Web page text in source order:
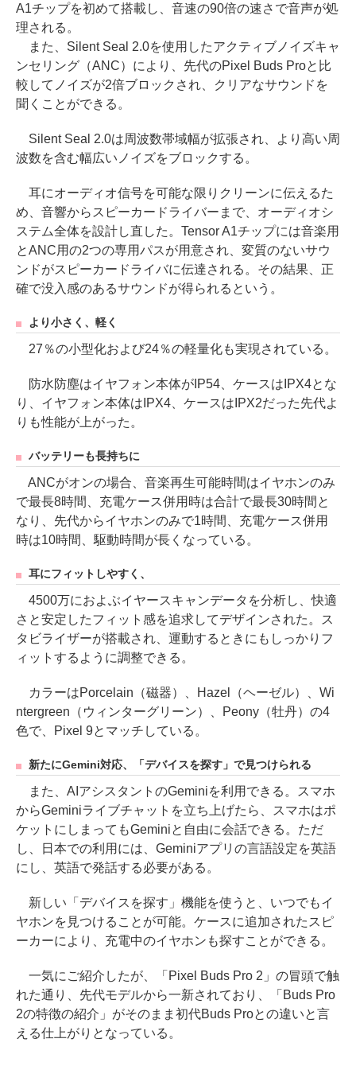
A1チップを初めて搭載し、音速の90倍の速さで音声が処
理される。
また、Silent Seal 2.0を使用したアクティブノイズキャ
ンセリング（ANC）により、先代のPixel Buds Proと比
較してノイズが2倍ブロックされ、クリアなサウンドを
聞くことができる。
Silent Seal 2.0は周波数帯域幅が拡張され、より高い周
波数を含む幅広いノイズをブロックする。
耳にオーディオ信号を可能な限りクリーンに伝えるた
め、音響からスピーカードライバーまで、オーディオシ
ステム全体を設計し直した。Tensor A1チップには音楽用
とANC用の2つの専用パスが用意され、変質のないサウ
ンドがスピーカードライバに伝達される。その結果、正
確で没入感のあるサウンドが得られるという。
より小さく、軽く
27％の小型化および24％の軽量化も実現されている。
防水防塵はイヤフォン本体がIP54、ケースはIPX4とな
り、イヤフォン本体はIPX4、ケースはIPX2だった先代よ
りも性能が上がった。
バッテリーも長持ちに
ANCがオンの場合、音楽再生可能時間はイヤホンのみ
で最長8時間、充電ケース併用時は合計で最長30時間と
なり、先代からイヤホンのみで1時間、充電ケース併用
時は10時間、駆動時間が長くなっている。
耳にフィットしやすく、
4500万におよぶイヤースキャンデータを分析し、快適
さと安定したフィット感を追求してデザインされた。ス
タビライザーが搭載され、運動するときにもしっかりフ
ィットするように調整できる。
カラーはPorcelain（磁器）、Hazel（ヘーゼル）、Wi
ntergreen（ウィンターグリーン）、Peony（牡丹）の4
色で、Pixel 9とマッチしている。
新たにGemini対応、「デバイスを探す」で見つけられる
また、AIアシスタントのGeminiを利用できる。スマホ
からGeminiライブチャットを立ち上げたら、スマホはポ
ケットにしまってもGeminiと自由に会話できる。ただ
し、日本での利用には、Geminiアプリの言語設定を英語
にし、英語で発話する必要がある。
新しい「デバイスを探す」機能を使うと、いつでもイ
ヤホンを見つけることが可能。ケースに追加されたスピ
ーカーにより、充電中のイヤホンも探すことができる。
一気にご紹介したが、「Pixel Buds Pro 2」の冒頭で触
れた通り、先代モデルから一新されており、「Buds Pro
2の特徴の紹介」がそのまま初代Buds Proとの違いと言
える仕上がりとなっている。